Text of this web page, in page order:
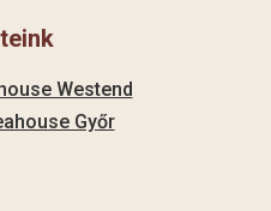
Westend
Győr